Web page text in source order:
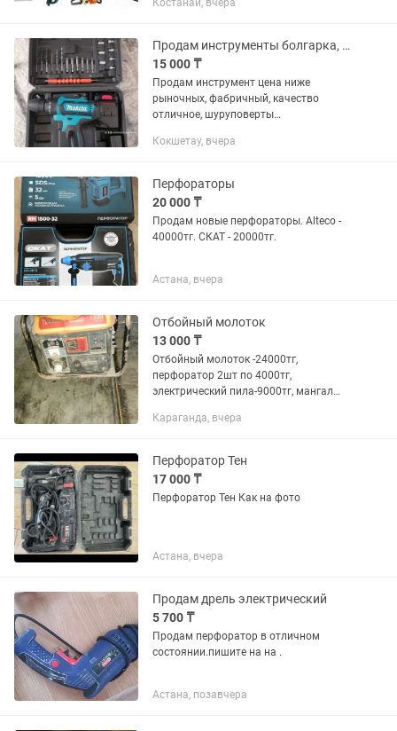
пила, гайковерт, отвертка,
машина, фрезер,...
Костанай, вчера
Продам инструменты болгарка, перфоратор, шуруповерт
15 000 ₸
Продам инструмент цена ниже
рыночных, фабричный, качество
отличное, шуруповерты
25000тг,перфоратор в наличии один
Кокшетау, вчера
Перфораторы
20 000 ₸
Продам новые перфораторы. Alteco -
40000тг. СКАТ - 20000тг.
Астана, вчера
Отбойный молоток
13 000 ₸
Отбойный молоток -24000тг,
перфоратор 2шт по 4000тг,
электрический пила-9000тг, мангал
800тг, кубалда по 800тг, когти,пояс по
Караганда, вчера
Перфоратор Тен
17 000 ₸
Перфоратор Тен Как на фото
Астана, вчера
Продам дрель электрический
5 700 ₸
Продам перфоратор в отличном
состоянии.пишите на на .
Астана, позавчера